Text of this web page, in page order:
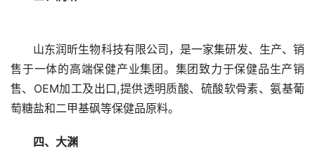
山东润昕生物科技有限公司，是一家集研发、生产、销
售于一体的高端保健产业集团。集团致力于保健品生产销
售、OEM加工及出口,提供透明质酸、硫酸软骨素、氨基葡
萄糖盐和二甲基砜等保健品原料。
四、大渊